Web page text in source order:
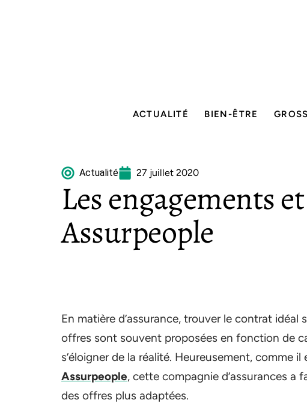
ACTUALITÉ BIEN-ÊTRE
Actualité 27 juillet 2020
Les engagements
Assurpeople
En matière d’assurance, trouver le contrat
offres sont souvent proposées en fonction de
s’éloigner de la réalité. Heureusement, comme il
Assurpeople, cette compagnie d’assurances a
des offres plus adaptées.